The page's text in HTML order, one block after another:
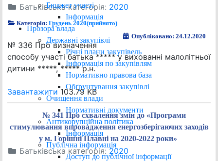
Бюджет участі
Інформація
Прозора влада
Державні закупівлі
Річні плани закупівель
Інформація по закупівлям
Нормативно правова база
Обґрунтування закупівлі
Очищення влади
Нормативні документи
Антикорупційна політика
Інформація
Публічна інформація
Доступ до публічної інформації
Батьківська категорія: 2020
Категорія:Грудень 2020(прийнято)
Опубліковано: 24.12.2020
№ 336 Про визначення
способу участі батька ***** у вихованні малолітньої
дитини *****, ***** р.н.
Завантажити 103.79 KB
№ 341 Про схвалення змін до «Програми
стимулювання впровадження енергозберігаючих заходів
у м. Горішні Плавні на 2020-2022 роки»
Батьківська категорія: 2020